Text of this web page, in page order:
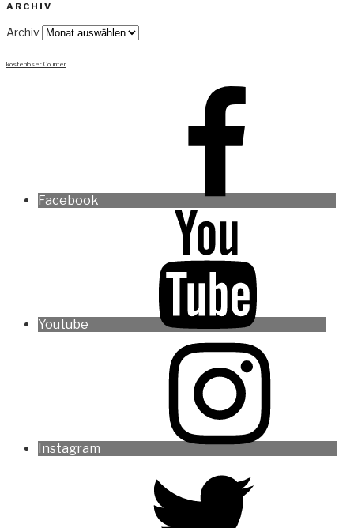
ARCHIV
Archiv
kostenloser Counter
Facebook
Youtube
Instagram